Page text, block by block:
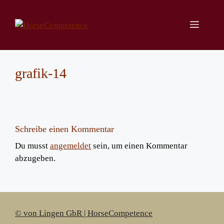
Inhalt
springen
Menü
grafik-14
Schreibe einen Kommentar
Du musst angemeldet sein, um einen Kommentar
abzugeben.
© von Lingen GbR | HorseCompetence